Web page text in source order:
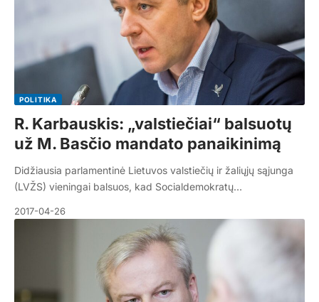
POLITIKA
R. Karbauskis: „valstiečiai“ balsuotų
už M. Basčio mandato panaikinimą
Didžiausia parlamentinė Lietuvos valstiečių ir žaliųjų sąjunga
(LVŽS) vieningai balsuos, kad Socialdemokratų…
2017-04-26